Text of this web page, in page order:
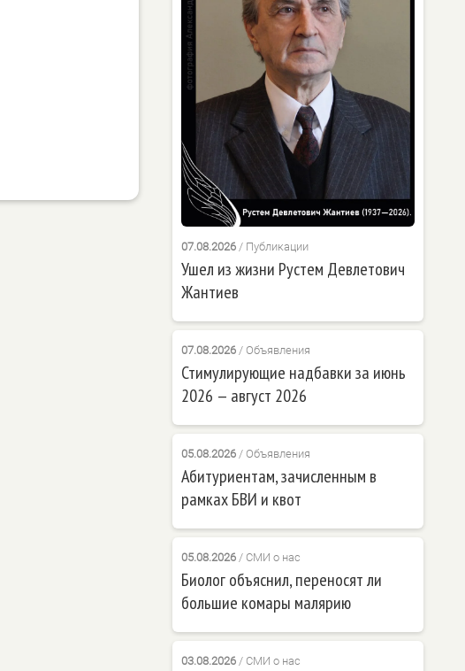
07.08.2026/ Публикации
Ушел из жизни Рустем Девлетович
Жантиев
07.08.2026/ Объявления
Стимулирующие надбавки за июнь
2026 — август 2026
05.08.2026/ Объявления
Абитуриентам, зачисленным в
рамках БВИ и квот
05.08.2026/ СМИ о нас
Биолог объяснил, переносят ли
большие комары малярию
03.08.2026/ СМИ о нас